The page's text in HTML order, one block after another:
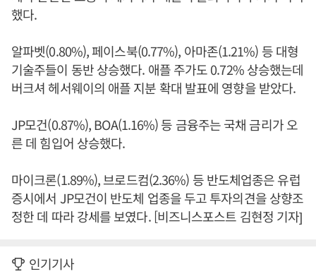
했다.
알파벳(0.80%), 페이스북(0.77%), 아마존(1.21%) 등 대형
기술주들이 동반 상승했다. 애플 주가도 0.72% 상승했는데
버크셔 헤서웨이의 애플 지분 확대 발표에 영향을 받았다.
JP모건(0.87%), BOA(1.16%) 등 금융주는 국채 금리가 오
른 데 힘입어 상승했다.
마이크론(1.89%), 브로드컴(2.36%) 등 반도체업종은 유럽
증시에서 JP모건이 반도체 업종을 두고 투자의견을 상향조
정한 데 따라 강세를 보였다. [비즈니스포스트 김현정 기자]
인기기사